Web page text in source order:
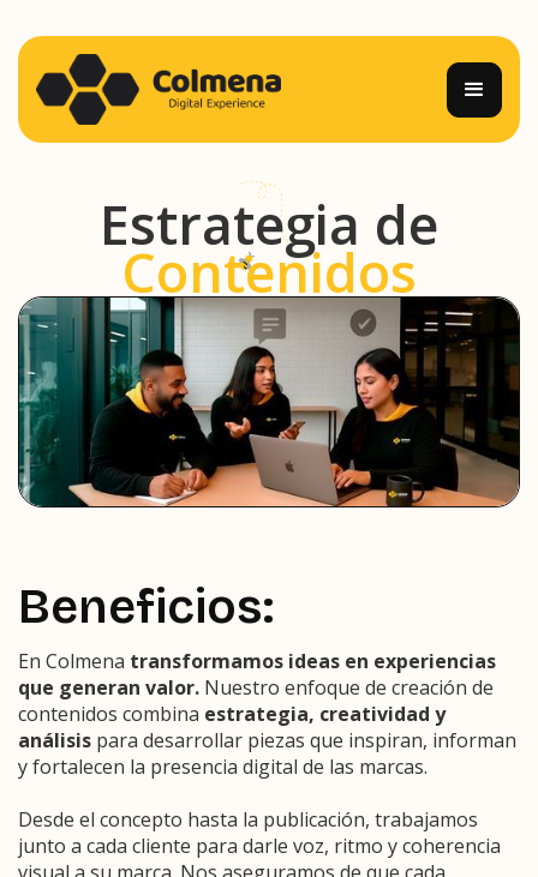
Estrategia de
Contenidos
Beneficios:
En Colmena transformamos ideas en experiencias
que generan valor. Nuestro enfoque de creación de
contenidos combina estrategia, creatividad y
análisis para desarrollar piezas que inspiran, informan
y fortalecen la presencia digital de las marcas.
Desde el concepto hasta la publicación, trabajamos
junto a cada cliente para darle voz, ritmo y coherencia